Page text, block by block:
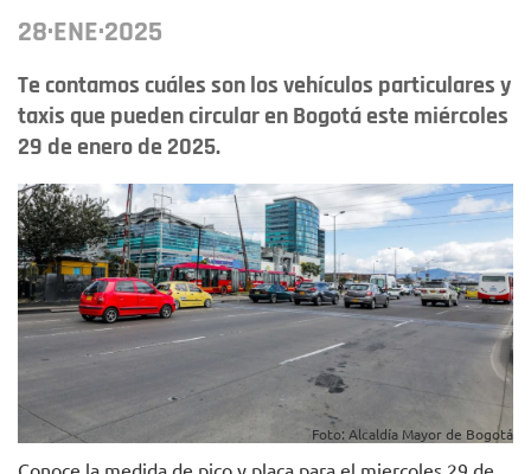
28·ENE·2025
Te contamos cuáles son los vehículos particulares y
taxis que pueden circular en Bogotá este miércoles
29 de enero de 2025.
Foto: Alcaldía Mayor de Bogotá